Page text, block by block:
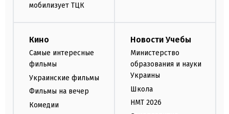
мобилизует ТЦК
Кино
Самые интересные
фильмы
Украинские фильмы
Фильмы на вечер
Комедии
Новости Учебы
Министерство
образования и науки
Украины
Школа
НМТ 2026